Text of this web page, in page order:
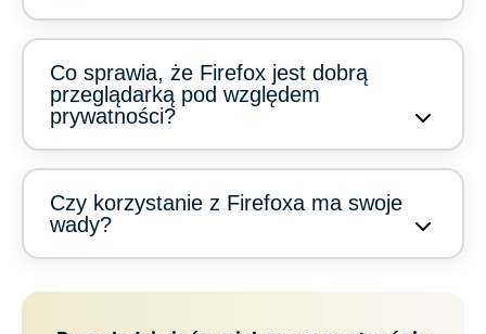
Co sprawia, że Firefox jest dobrą
przeglądarką pod względem
prywatności?
Czy korzystanie z Firefoxa ma swoje
wady?